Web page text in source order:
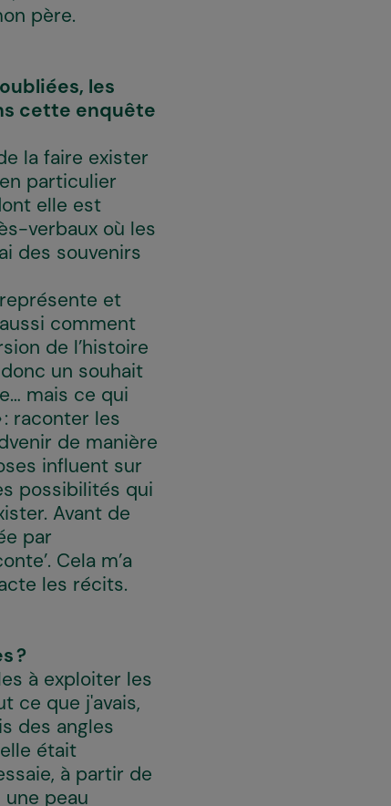
père.
les
cette enquête
la faire exister
particulier
elle est
verbaux où les
des souvenirs
et
comment
de l’histoire
un souhait
mais ce qui
raconter les
de manière
influent sur
possibilités qui
Avant de
par
Cela m’a
les récits.
?
à exploiter les
ce que j'avais,
des angles
était
à partir de
peau